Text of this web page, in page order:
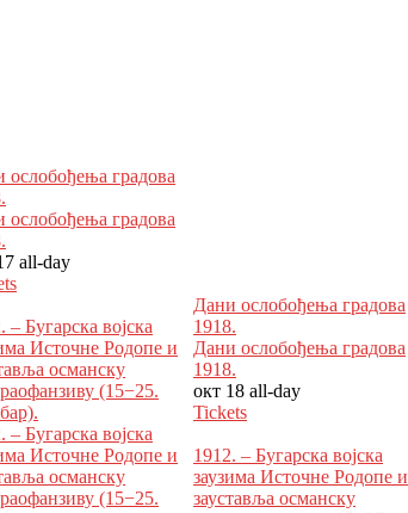
ослобођења градова
ослобођења градова
all-day
– Бугарска војска
Источне Родопе и
османску
(15−25.
– Бугарска војска
Источне Родопе и
османску
(15−25.
Дани ослобођења градова
1918.
Дани ослобођења градова
1918.
окт 18 all-day
Tickets
1912. – Бугарска војска
заузима Источне Родопе и
зауставља османску